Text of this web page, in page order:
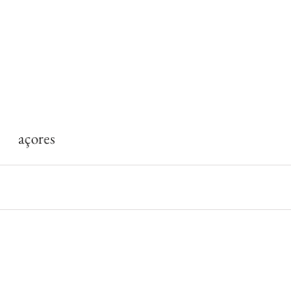
More
açores